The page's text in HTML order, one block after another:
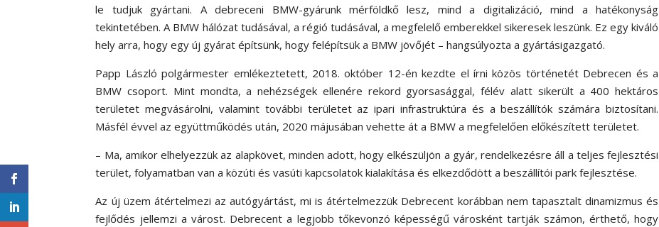
le tudjuk gyártani. A debreceni BMW-gyárunk mérföldkő lesz, mind a digitalizáció, mind a hatékonyság
tekintetében. A BMW hálózat tudásával, a régió tudásával, a megfelelő emberekkel sikeresek leszünk. Ez egy kiváló
hely arra, hogy egy új gyárat építsünk, hogy felépítsük a BMW jövőjét – hangsúlyozta a gyártásigazgató.
Papp László polgármester emlékeztetett, 2018. október 12-én kezdte el írni közös történetét Debrecen és a
BMW csoport. Mint mondta, a nehézségek ellenére rekord gyorsasággal, félév alatt sikerült a 400 hektáros
területet megvásárolni, valamint további területet az ipari infrastruktúra és a beszállítók számára biztosítani.
Másfél évvel az együttműködés után, 2020 májusában vehette át a BMW a megfelelően előkészített területet.
– Ma, amikor elhelyezzük az alapkövet, minden adott, hogy elkészüljön a gyár, rendelkezésre áll a teljes fejlesztési
terület, folyamatban van a közúti és vasúti kapcsolatok kialakítása és elkezdődött a beszállítói park fejlesztése.
Az új üzem átértelmezi az autógyártást, mi is átértelmezzük Debrecent korábban nem tapasztalt dinamizmus és
fejlődés jellemzi a várost. Debrecent a legjobb tőkevonzó képességű városként tartják számon, érthető, hogy